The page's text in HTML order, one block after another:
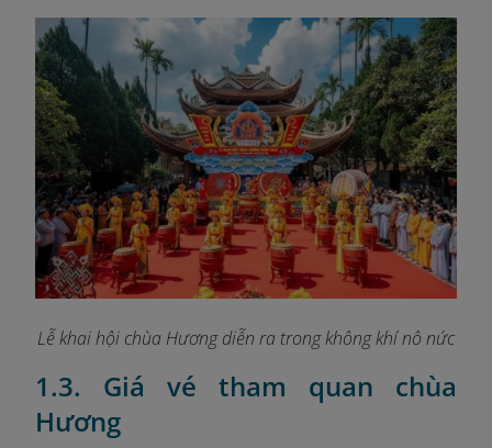
Lễ khai hội chùa Hương diễn ra trong không khí nô nức
1.3. Giá vé tham quan chùa
Hương